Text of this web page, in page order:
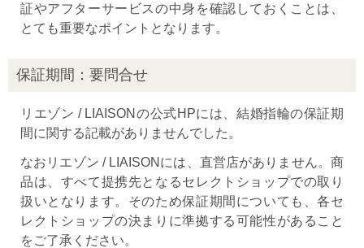
証やアフターサービスの中身を確認しておくことは、
とても重要なポイントとなります。
保証期間：要問合せ
リエゾン / LIAISONの公式HPには、結婚指輪の保証期
間に関する記載がありませんでした。
なおリエゾン / LIAISONには、直営店がありません。商
品は、すべて提携先となるセレクトショップでの取り
扱いとなります。そのため保証期間についても、各セ
レクトショップの決まりに準拠する可能性があること
をご了承ください。